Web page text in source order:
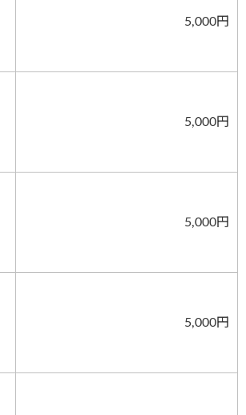
5,000円
5,000円
5,000円
5,000円